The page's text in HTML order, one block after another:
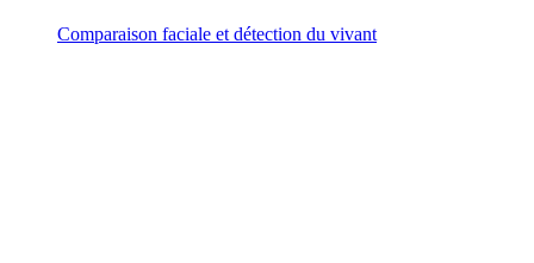
Comparaison faciale et détection du vivant